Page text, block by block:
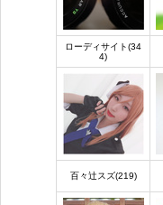
ローディサイト(34
4)
百々辻スズ(219)